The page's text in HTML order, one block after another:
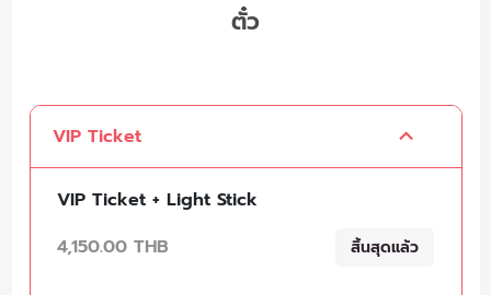
ตั๋ว
VIP Ticket
VIP Ticket + Light Stick
4,150.00 THB
สิ้นสุดแล้ว